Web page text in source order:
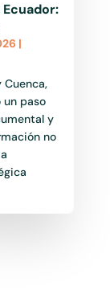
|
Cuenca,
un paso
y
no